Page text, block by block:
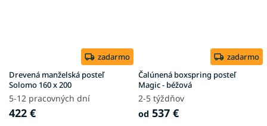
zadarmo
Drevená manželská posteľ
Solomo 160 x 200
5-12 pracovných dní
422 €
zadarmo
Čalúnená boxspring posteľ
Magic - béžová
2-5 týždňov
od 537 €